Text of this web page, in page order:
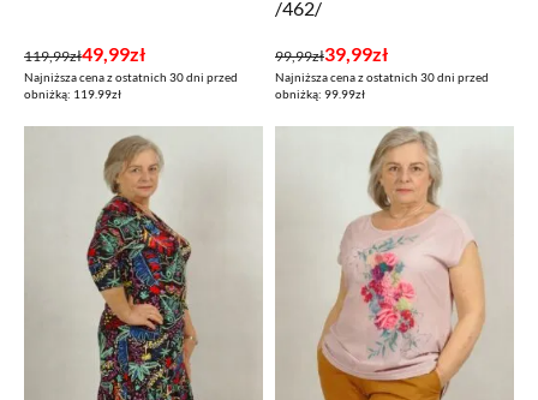
119,99zł
Pierwotna
cena
49,99zł
Aktualna
cena
Najniższa cena z ostatnich 30 dni przed
obniżką: 119.99zł
/462/
99,99zł
Pierwotna
cena
39,99zł
Aktualna
cena
Najniższa cena z ostatnich 30 dni przed
obniżką: 99.99zł